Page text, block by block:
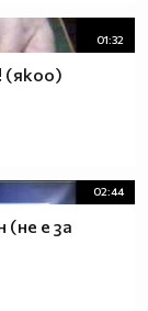
01:32
(якоо)
02:44
(не е за